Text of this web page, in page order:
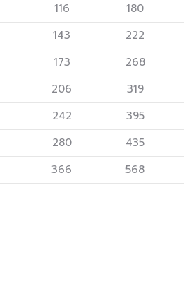
116 180
143 222
173 268
206 319
242 395
280 435
366 568